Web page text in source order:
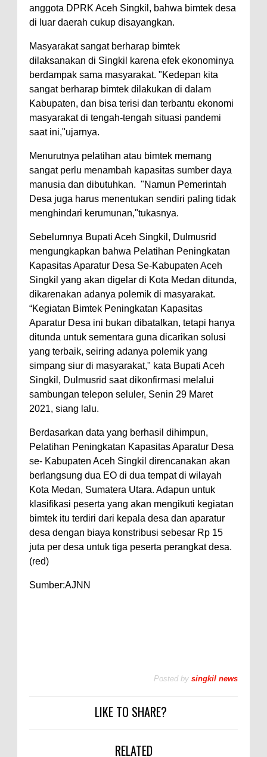
anggota DPRK Aceh Singkil, bahwa bimtek desa
di luar daerah cukup disayangkan.
Masyarakat sangat berharap bimtek
dilaksanakan di Singkil karena efek ekonominya
berdampak sama masyarakat. "Kedepan kita
sangat berharap bimtek dilakukan di dalam
Kabupaten, dan bisa terisi dan terbantu ekonomi
masyarakat di tengah-tengah situasi pandemi
saat ini,"ujarnya.
Menurutnya pelatihan atau bimtek memang
sangat perlu menambah kapasitas sumber daya
manusia dan dibutuhkan. "Namun Pemerintah
Desa juga harus menentukan sendiri paling tidak
menghindari kerumunan,"tukasnya.
Sebelumnya Bupati Aceh Singkil, Dulmusrid
mengungkapkan bahwa Pelatihan Peningkatan
Kapasitas Aparatur Desa Se-Kabupaten Aceh
Singkil yang akan digelar di Kota Medan ditunda,
dikarenakan adanya polemik di masyarakat.
“Kegiatan Bimtek Peningkatan Kapasitas
Aparatur Desa ini bukan dibatalkan, tetapi hanya
ditunda untuk sementara guna dicarikan solusi
yang terbaik, seiring adanya polemik yang
simpang siur di masyarakat," kata Bupati Aceh
Singkil, Dulmusrid saat dikonfirmasi melalui
sambungan telepon seluler, Senin 29 Maret
2021, siang lalu.
Berdasarkan data yang berhasil dihimpun,
Pelatihan Peningkatan Kapasitas Aparatur Desa
se- Kabupaten Aceh Singkil direncanakan akan
berlangsung dua EO di dua tempat di wilayah
Kota Medan, Sumatera Utara. Adapun untuk
klasifikasi peserta yang akan mengikuti kegiatan
bimtek itu terdiri dari kepala desa dan aparatur
desa dengan biaya konstribusi sebesar Rp 15
juta per desa untuk tiga peserta perangkat desa.
(red)
Sumber:AJNN
Posted by singkil news
LIKE TO SHARE?
RELATED